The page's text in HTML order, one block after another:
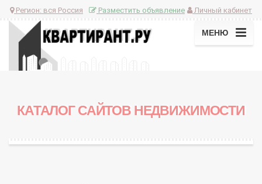
Регион: вся Россия Личный кабинет
Разместить объявление
МЕНЮ
КАТАЛОГ САЙТОВ НЕДВИЖИМОСТИ